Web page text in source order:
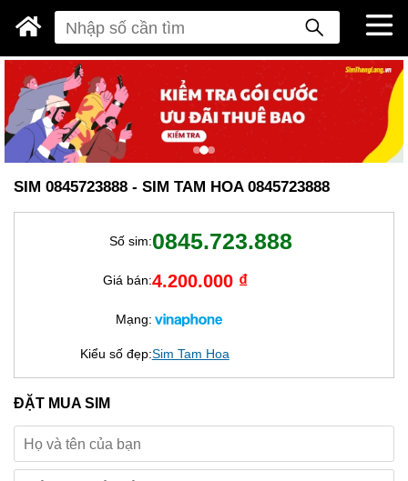
SIM 0845723888 - SIM TAM HOA 0845723888
Số sim:0845.723.888
Giá bán:4.200.000 ₫
Mạng:
Kiểu số đẹp:Sim Tam Hoa
ĐẶT MUA SIM